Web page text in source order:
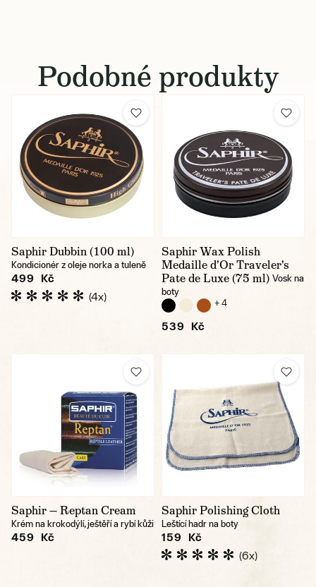
Podobné produkty
Saphir Dubbin (100 ml)
Kondicionér z oleje norka a tuleně
499 Kč
(4x)
Saphir Wax Polish
Medaille d'Or Traveler's
Pate de Luxe (75 ml) Vosk na
boty
+ 4
539 Kč
Saphir — Reptan Cream
Krém na krokodýlí, ještěří a rybí kůži
459 Kč
Saphir Polishing Cloth
Leštící hadr na boty
159 Kč
(6x)